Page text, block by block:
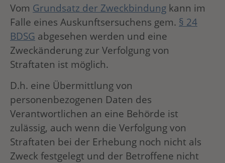
Vom Grundsatz der Zweckbindung kann im
Falle eines Auskunftsersuchens gem. § 24
BDSG abgesehen werden und eine
Zweckänderung zur Verfolgung von
Straftaten ist möglich.
D.h. eine Übermittlung von
personenbezogenen Daten des
Verantwortlichen an eine Behörde ist
zulässig, auch wenn die Verfolgung von
Straftaten bei der Erhebung noch nicht als
Zweck festgelegt und der Betroffene nicht